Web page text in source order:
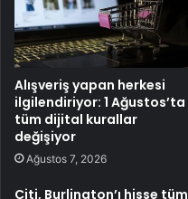
Alışveriş yapan herkesi
ilgilendiriyor: 1 Ağustos’ta
tüm dijital kurallar
değişiyor
Ağustos 7, 2026
Citi, Burlington’ı hisse tüm